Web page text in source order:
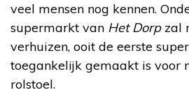
veel mensen nog kennen.
supermarkt van Het Dorpzal
verhuizen, ooit de eerste
toegankelijk gemaakt is voor
rolstoel.